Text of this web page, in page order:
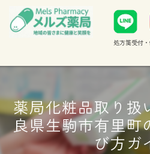
処方箋受付
薬局化粧品取り扱
良県生駒市有里町
び方ガ